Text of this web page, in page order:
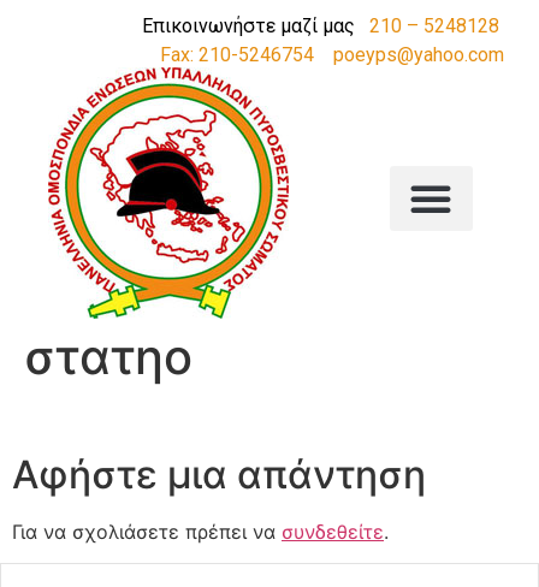
Επικοινωνήστε μαζί μας 210 – 5248128
Fax: 210-5246754
poeyps@yahoo.com
στατηο
Αφήστε μια απάντηση
Για να σχολιάσετε πρέπει να συνδεθείτε.